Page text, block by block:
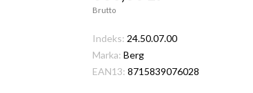
Brutto
Indeks: 24.50.07.00
Marka: Berg
EAN13: 8715839076028